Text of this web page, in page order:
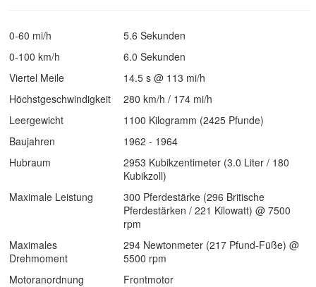
0-60 mi/h
5.6 Sekunden
0-100 km/h
6.0 Sekunden
Viertel Meile
14.5 s @ 113 mi/h
Höchstgeschwindigkeit
280 km/h / 174 mi/h
Leergewicht
1100 Kilogramm (2425 Pfunde)
Baujahren
1962 - 1964
Hubraum
2953 Kubikzentimeter (3.0 Liter / 180
Kubikzoll)
Maximale Leistung
300 Pferdestärke (296 Britische
Pferdestärken / 221 Kilowatt) @ 7500
rpm
Maximales
Drehmoment
294 Newtonmeter (217 Pfund-Füße) @
5500 rpm
Motoranordnung
Frontmotor